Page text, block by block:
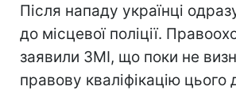
Після нападу українці
до місцевої поліції.
заявили ЗМІ, що поки не
правову кваліфікацію цього